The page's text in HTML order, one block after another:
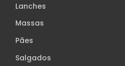
Lanches
Massas
Pães
Salgados